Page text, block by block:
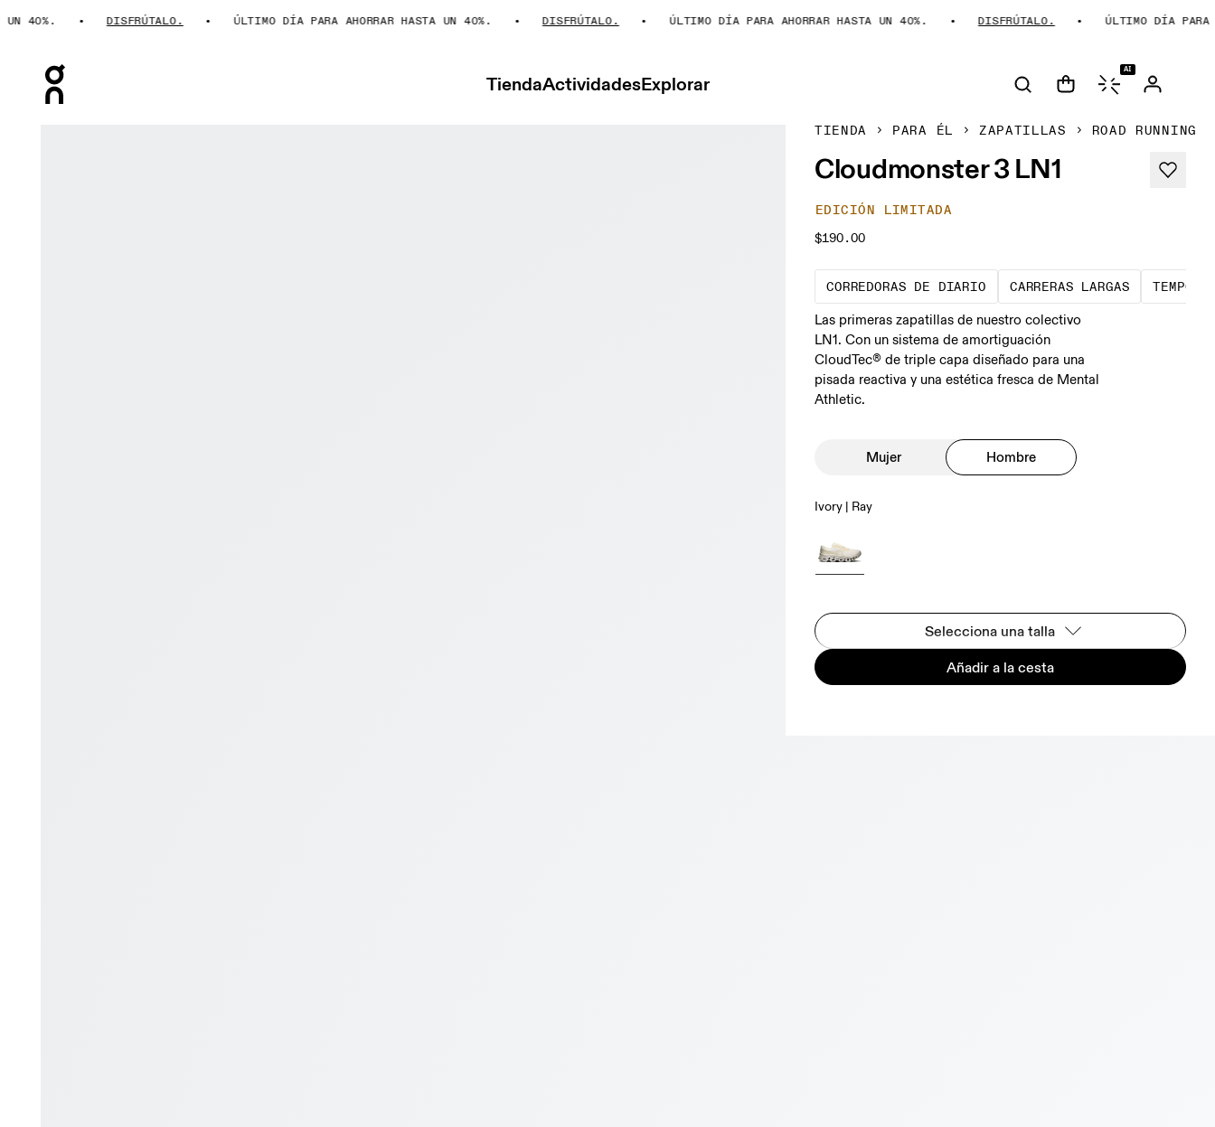
40%. DISFRÚTALO. ÚLTIMO DÍA PARA AHORRAR HASTA UN 40%. DISFRÚTALO. ÚLTIMO DÍA PARA AHORRAR HASTA UN 40%. DISFRÚTALO. ÚLTIMO DÍA PARA
TiendaActividadesExplorar
AI
TIENDA PARA ÉL ZAPATILLAS ROAD RUNNING
Cloudmonster 3 LN1
EDICIÓN LIMITADA
$190.00
CORREDORAS DE DIARIO
Las zapatillas de referencia para
CARRERAS LARGAS
Carreras a
TEMPO
Las primeras zapatillas de nuestro colectivo
LN1. Con un sistema de amortiguación
CloudTec® de triple capa diseñado para una
pisada reactiva y una estética fresca de Mental
Athletic.
Mujer Hombre
Ivory | Ray
Selecciona una talla
Añadir a la cesta